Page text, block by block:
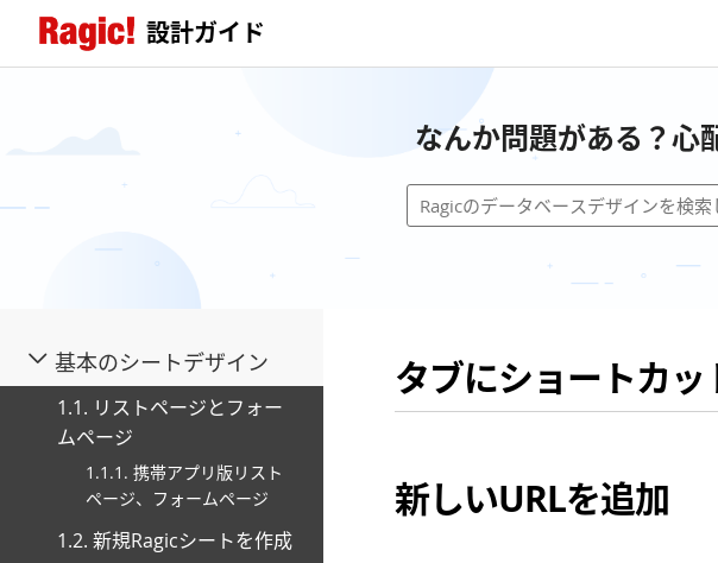
設計ガイド
なんか問題がある？心
基本のシートデザイン
1.1. リストページとフォー
ムページ
1.1.1. 携帯アプリ版リスト
ページ、フォームページ
1.2. 新規Ragicシートを作成
タブにショートカッ
新しいURLを追加